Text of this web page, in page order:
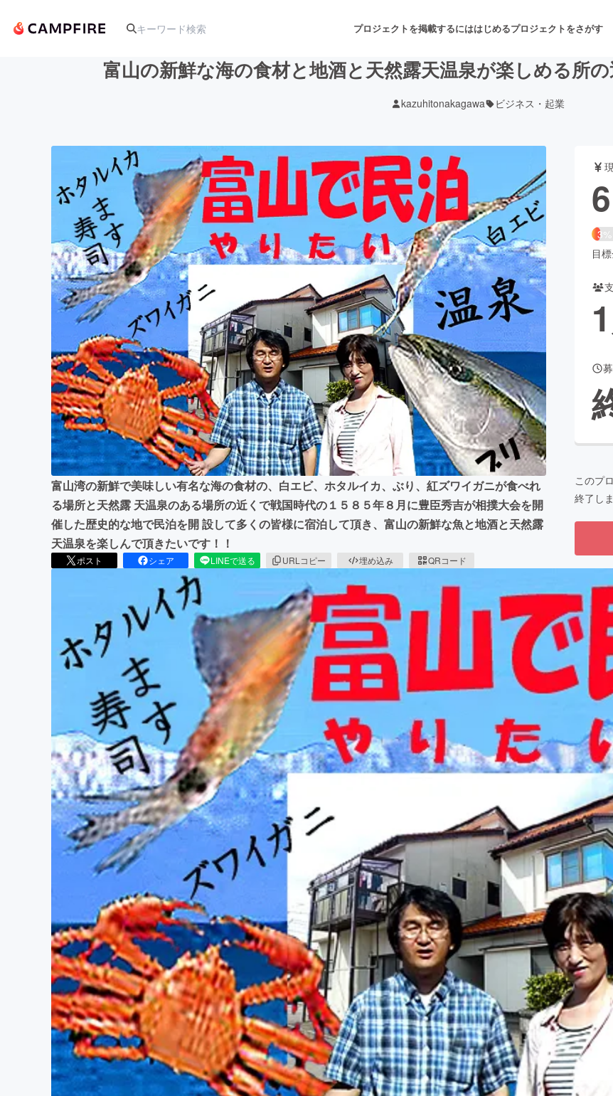
プロジェクトを掲載するにははじめるプロジェクトをさがす
アート・写真 音楽 舞台・パフォーマ
テクノロジー・ガジェット ゲーム・サービス開発 フード・飲食店
映像・映画 書籍・雑誌出版 アニメ・漫画
ビジネス・起業 チャレンジ ビューティー・ヘ
まちづくり・地域活性化
CAMPFIRE for Social GoodCAMPFIRE Creation
CAMPFIREふるさと納税machi-yaコミュニティ
富山の新鮮な海の食材と地酒と天然露天温泉が楽しめる所
kazuhitonakagawa ビジネス・起業
富山湾の新鮮で美味しい有名な海の食材の、白エビ、ホタルイカ、ぶり、紅ズワイガニが食べれ
る場所と天然露 天温泉のある場所の近くで戦国時代の１５８５年８月に豊臣秀吉が相撲大会を開
催した歴史的な地で民泊を開 設して多くの皆様に宿泊して頂き、富山の新鮮な魚と地酒と天然露
天温泉を楽しんで頂きたいです！！
ポスト シェア LINEで送る URLコピー 埋め込み QRコード
3%
目
1
このプ
終了し